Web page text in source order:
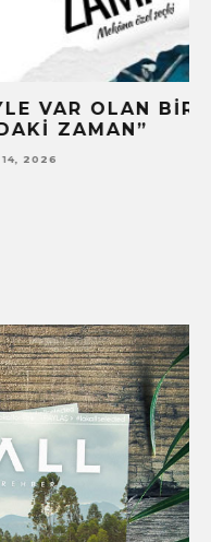
OLAN BIR
ZAMAN”